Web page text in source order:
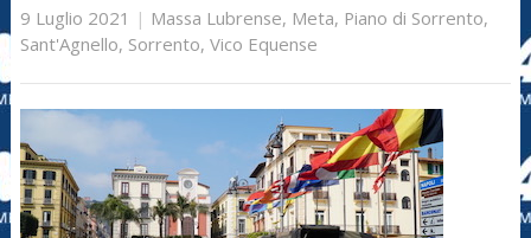
9 Luglio 2021 | Massa Lubrense, Meta, Piano di Sorrento,
Sant'Agnello, Sorrento, Vico Equense